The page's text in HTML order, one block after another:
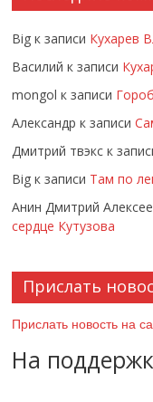
Big к записи Кухарев
Василий к записи
mongol к записи
Александр к записи
Дмитрий твэкс к
Big к записи Там по
Анин Дмитрий
сердце Кутузова
Прислать
Прислать новость на
На